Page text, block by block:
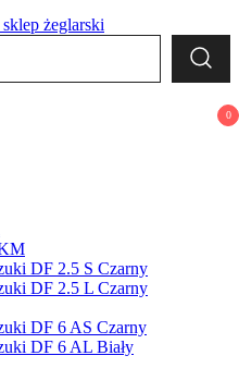
żeglarski
części do silników,
morska
0
DF 2.5 S Czarny
DF 2.5 L Czarny
DF 6 AS Czarny
DF 6 AL Biały